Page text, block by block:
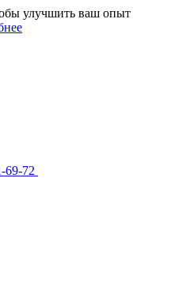
улучшить ваш опыт
69-72